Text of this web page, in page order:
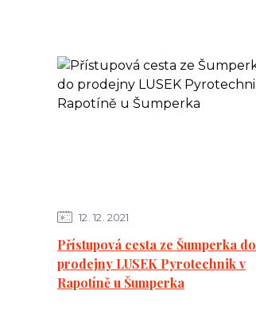
12 12 2021
Přístupová cesta ze Šumperka do
prodejny LUSEK Pyrotechnik v
Rapotíně u Šumperka